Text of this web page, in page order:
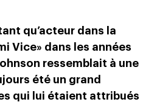
qu’acteur dans la
Vice» dans les années
ressemblait à une
été un grand
qui lui étaient attribués